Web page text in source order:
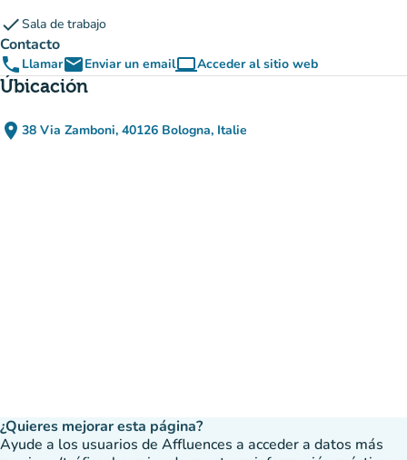
checkSala de trabajo
Contacto
phone LlamaremailEnviar un emailcomputerAcceder al sitio web
(nueva pestaña)
Úbicación
place 38 Via Zamboni, 40126 Bologna, Italie
(abrir en Google Maps)
(nueva pestaña)
¿Quieres mejorar esta página?
Ayude a los usuarios de Affluences a acceder a datos más